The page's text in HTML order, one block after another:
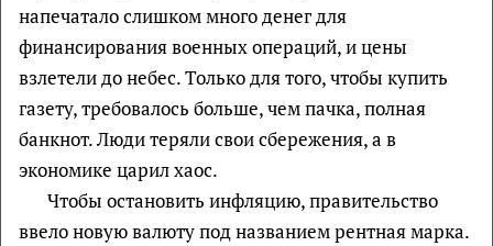
напечатало слишком много денег для
финансирования военных операций, и цены
взлетели до небес. Только для того, чтобы купить
газету, требовалось больше, чем пачка, полная
банкнот. Люди теряли свои сбережения, а в
экономике царил хаос.
Чтобы остановить инфляцию, правительство
ввело новую валюту под названием рентная марка.